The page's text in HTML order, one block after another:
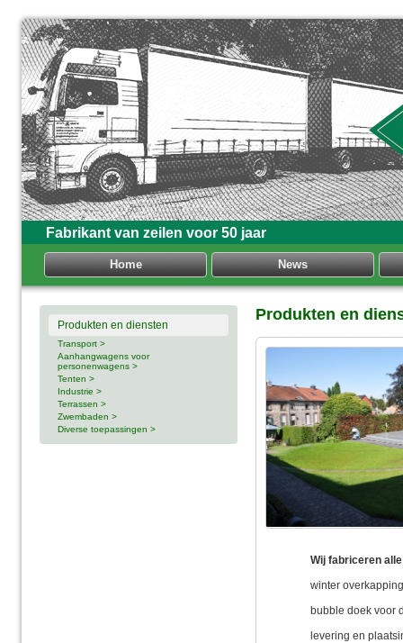
Fabrikant van zeilen voor 50 jaar
Home News
Produkten en diensten
Transport >
Aanhangwagens voor
personenwagens >
Tenten >
Industrie >
Terrassen >
Zwembaden >
Diverse toepassingen >
Produkten en
Wij fabriceren
winter
bubble doek voor
levering en